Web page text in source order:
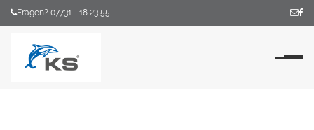
Fragen? 07731 - 18 23 55